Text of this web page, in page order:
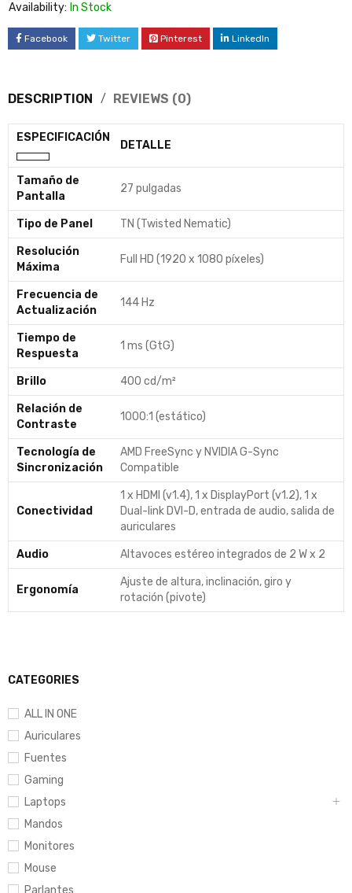
CATEGORIES
ALL IN ONE
Auriculares
Fuentes
Gaming
Laptops
Mandos
Monitores
Mouse
Parlantes
Availability: In Stock
Facebook Twitter Pinterest LinkedIn
DESCRIPTION REVIEWS (0)
ESPECIFICACIÓN
DETALLE
Tamaño de
Pantalla
27 pulgadas
Tipo de Panel TN (Twisted Nematic)
Resolución
Máxima
Full HD (1920 x 1080 píxeles)
Frecuencia de
Actualización
144 Hz
Tiempo de
Respuesta
1 ms (GtG)
Brillo 400 cd/m²
Relación de
Contraste
1000:1 (estático)
Tecnología de
Sincronización
AMD FreeSync y NVIDIA G-Sync
Compatible
Conectividad
1 x HDMI (v1.4), 1 x DisplayPort (v1.2), 1 x
Dual-link DVI-D, entrada de audio, salida de
auriculares
Audio Altavoces estéreo integrados de 2 W x 2
Ergonomía
Ajuste de altura, inclinación, giro y
rotación (pivote)